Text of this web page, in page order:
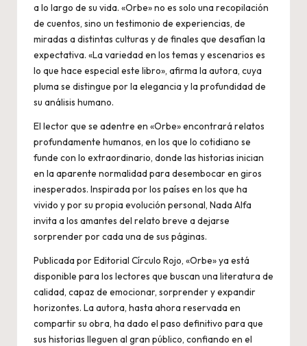
a lo largo de su vida. «Orbe» no es solo una recopilación
de cuentos, sino un testimonio de experiencias, de
miradas a distintas culturas y de finales que desafían la
expectativa. «La variedad en los temas y escenarios es
lo que hace especial este libro», afirma la autora, cuya
pluma se distingue por la elegancia y la profundidad de
su análisis humano.
El lector que se adentre en «Orbe» encontrará relatos
profundamente humanos, en los que lo cotidiano se
funde con lo extraordinario, donde las historias inician
en la aparente normalidad para desembocar en giros
inesperados. Inspirada por los países en los que ha
vivido y por su propia evolución personal, Nada Alfa
invita a los amantes del relato breve a dejarse
sorprender por cada una de sus páginas.
Publicada por Editorial Círculo Rojo, «Orbe» ya está
disponible para los lectores que buscan una literatura de
calidad, capaz de emocionar, sorprender y expandir
horizontes. La autora, hasta ahora reservada en
compartir su obra, ha dado el paso definitivo para que
sus historias lleguen al gran público, confiando en el